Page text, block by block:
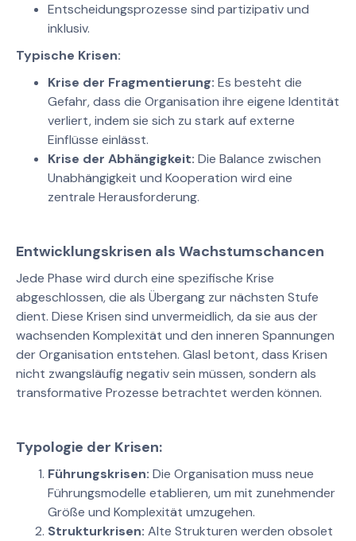
Entscheidungsprozesse sind partizipativ und
inklusiv.
Typische Krisen:
Krise der Fragmentierung: Es besteht die
Gefahr, dass die Organisation ihre eigene Identität
verliert, indem sie sich zu stark auf externe
Einflüsse einlässt.
Krise der Abhängigkeit: Die Balance zwischen
Unabhängigkeit und Kooperation wird eine
zentrale Herausforderung.
Entwicklungskrisen als Wachstumschancen
Jede Phase wird durch eine spezifische Krise
abgeschlossen, die als Übergang zur nächsten Stufe
dient. Diese Krisen sind unvermeidlich, da sie aus der
wachsenden Komplexität und den inneren Spannungen
der Organisation entstehen. Glasl betont, dass Krisen
nicht zwangsläufig negativ sein müssen, sondern als
transformative Prozesse betrachtet werden können.
Typologie der Krisen:
Führungskrisen: Die Organisation muss neue
Führungsmodelle etablieren, um mit zunehmender
Größe und Komplexität umzugehen.
Strukturkrisen: Alte Strukturen werden obsolet